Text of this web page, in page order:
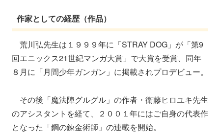
作家としての経歴（作品）
荒川弘先生は１９９９年に「STRAY DOG」が「第9
回エニックス21世紀マンガ大賞」で大賞を受賞、同年
８月に「月間少年ガンガン」に掲載されプロデビュー。
その後「魔法陣グルグル」の作者・衛藤ヒロユキ先生
のアシスタントを経て、２００１年にはご自身の代表作
となった「鋼の錬金術師」の連載を開始。